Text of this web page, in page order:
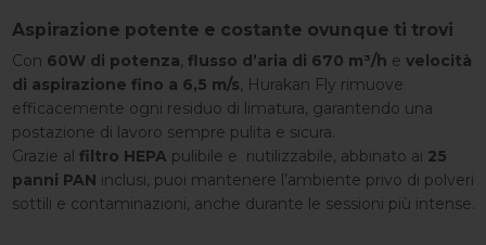
Aspirazione potente e costante ovunque ti trovi
Con 60W di potenza, flusso d’aria di 670 m³/h e velocità
di aspirazione fino a 6,5 m/s, Hurakan Fly rimuove
efficacemente ogni residuo di limatura, garantendo una
postazione di lavoro sempre pulita e sicura.
Grazie al filtro HEPA pulibile e riutilizzabile, abbinato ai 25
panni PAN inclusi, puoi mantenere l’ambiente privo di polveri
sottili e contaminazioni, anche durante le sessioni più intense.